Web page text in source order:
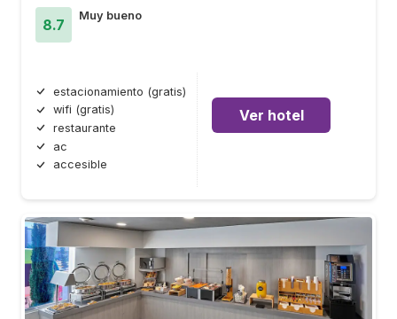
8.7
Muy bueno
estacionamiento (gratis)
wifi (gratis)
restaurante
ac
accesible
Ver hotel